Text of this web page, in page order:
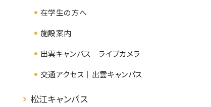
在学生の方へ
施設案内
出雲キャンパス ライブカメラ
交通アクセス｜出雲キャンパス
松江キャンパス